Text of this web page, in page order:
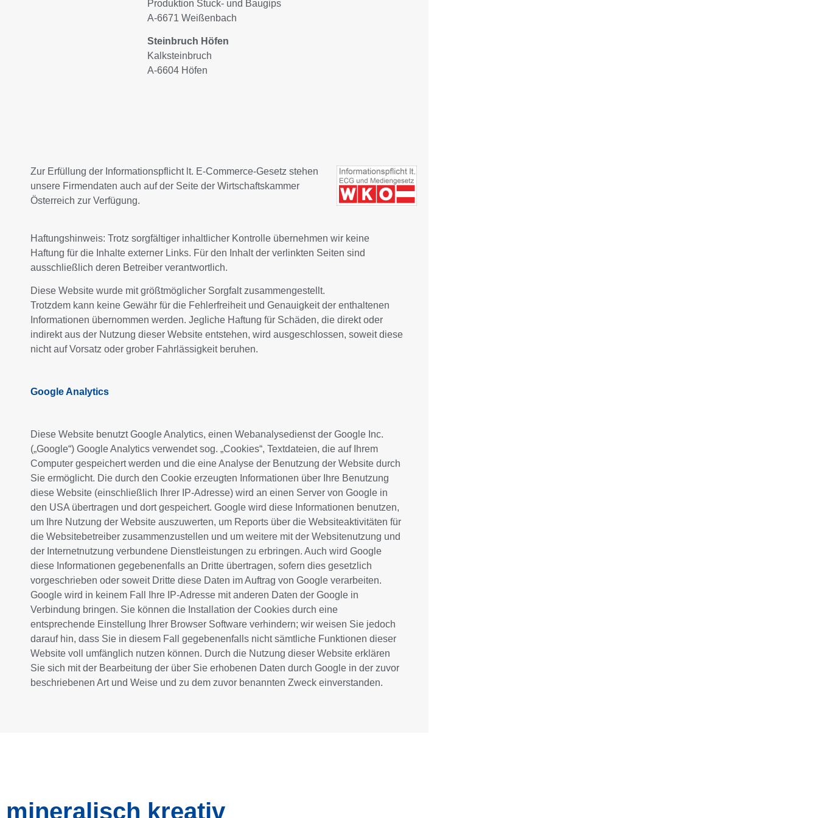
Produktion Stuck- und Baugips
A-6671 Weißenbach
Steinbruch Höfen
Kalksteinbruch
A-6604 Höfen
Zur Erfüllung der Informationspflicht lt. E-Commerce-Gesetz stehen
unsere Firmendaten auch auf der Seite der Wirtschaftskammer
Österreich zur Verfügung.
Haftungshinweis: Trotz sorgfältiger inhaltlicher Kontrolle übernehmen wir keine
Haftung für die Inhalte externer Links. Für den Inhalt der verlinkten Seiten sind
ausschließlich deren Betreiber verantwortlich.
Diese Website wurde mit größtmöglicher Sorgfalt zusammengestellt.
Trotzdem kann keine Gewähr für die Fehlerfreiheit und Genauigkeit der enthaltenen
Informationen übernommen werden. Jegliche Haftung für Schäden, die direkt oder
indirekt aus der Nutzung dieser Website entstehen, wird ausgeschlossen, soweit diese
nicht auf Vorsatz oder grober Fahrlässigkeit beruhen.
Google Analytics
Diese Website benutzt Google Analytics, einen Webanalysedienst der Google Inc.
(„Google“) Google Analytics verwendet sog. „Cookies“, Textdateien, die auf Ihrem
Computer gespeichert werden und die eine Analyse der Benutzung der Website durch
Sie ermöglicht. Die durch den Cookie erzeugten Informationen über Ihre Benutzung
diese Website (einschließlich Ihrer IP-Adresse) wird an einen Server von Google in
den USA übertragen und dort gespeichert. Google wird diese Informationen benutzen,
um Ihre Nutzung der Website auszuwerten, um Reports über die Websiteaktivitäten für
die Websitebetreiber zusammenzustellen und um weitere mit der Websitenutzung und
der Internetnutzung verbundene Dienstleistungen zu erbringen. Auch wird Google
diese Informationen gegebenenfalls an Dritte übertragen, sofern dies gesetzlich
vorgeschrieben oder soweit Dritte diese Daten im Auftrag von Google verarbeiten.
Google wird in keinem Fall Ihre IP-Adresse mit anderen Daten der Google in
Verbindung bringen. Sie können die Installation der Cookies durch eine
entsprechende Einstellung Ihrer Browser Software verhindern; wir weisen Sie jedoch
darauf hin, dass Sie in diesem Fall gegebenenfalls nicht sämtliche Funktionen dieser
Website voll umfänglich nutzen können. Durch die Nutzung dieser Website erklären
Sie sich mit der Bearbeitung der über Sie erhobenen Daten durch Google in der zuvor
beschriebenen Art und Weise und zu dem zuvor benannten Zweck einverstanden.
mineralisch kreativ